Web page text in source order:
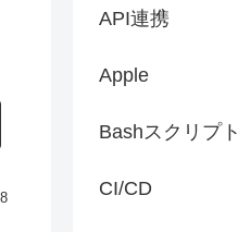
API連携
Apple
Bashスクリプト
CI/CD